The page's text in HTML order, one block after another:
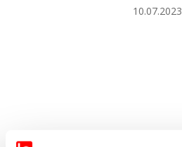
10.07.2023